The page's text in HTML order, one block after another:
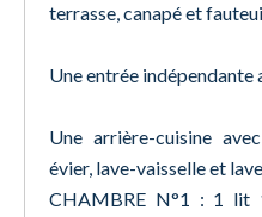
terrasse, canapé et
Une entrée indépendante
Une arrière-cuisine
évier, lave-vaisselle et
CHAMBRE N°1 : 1 lit